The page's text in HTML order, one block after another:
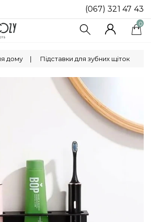
(067) 321 47 43
0
дому Підставки для зубних щіток